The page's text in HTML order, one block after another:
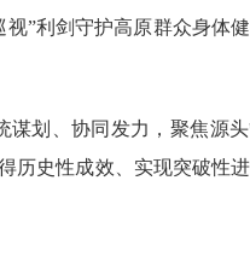
视”利剑守护高原群众身体
谋划、协同发力，聚焦源
历史性成效、实现突破性